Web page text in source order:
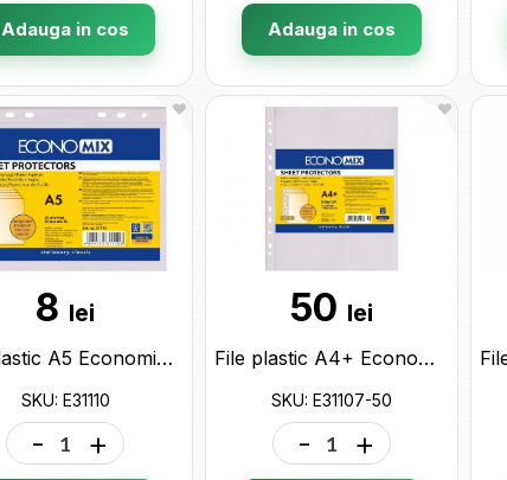
Adauga in cos Adauga in cos
8 lei
File plastic A5 Economix 30mk (20buc) E31110
SKU: E31110
- +
50 lei
File plastic A4+ Economix 40mk (100buc) matte E31107-50
SKU: E31107-50
- +